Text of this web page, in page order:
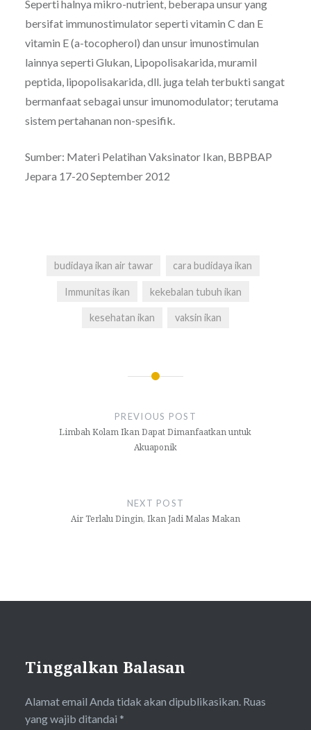
Seperti halnya mikro-nutrient, beberapa unsur yang
bersifat immunostimulator seperti vitamin C dan E
vitamin E (a-tocopherol) dan unsur imunostimulan
lainnya seperti Glukan, Lipopolisakarida, muramil
peptida, lipopolisakarida, dll. juga telah terbukti sangat
bermanfaat sebagai unsur imunomodulator; terutama
sistem pertahanan non-spesifik.
Sumber: Materi Pelatihan Vaksinator Ikan, BBPBAP
Jepara 17-20 September 2012
budidaya ikan air tawar cara budidaya ikan
Immunitas ikan kekebalan tubuh ikan
kesehatan ikan vaksin ikan
PREVIOUS POST
Limbah Kolam Ikan Dapat Dimanfaatkan untuk
Akuaponik
NEXT POST
Air Terlalu Dingin, Ikan Jadi Malas Makan
Tinggalkan Balasan
Alamat email Anda tidak akan dipublikasikan. Ruas
yang wajib ditandai *